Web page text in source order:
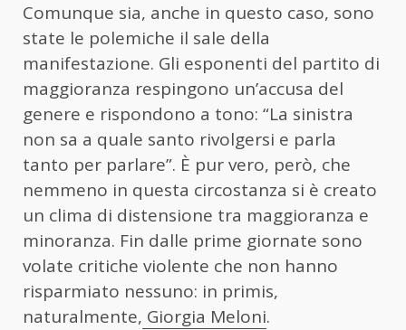
Comunque sia, anche in questo caso, sono
state le polemiche il sale della
manifestazione. Gli esponenti del partito di
maggioranza respingono un’accusa del
genere e rispondono a tono: “La sinistra
non sa a quale santo rivolgersi e parla
tanto per parlare”. È pur vero, però, che
nemmeno in questa circostanza si è creato
un clima di distensione tra maggioranza e
minoranza. Fin dalle prime giornate sono
volate critiche violente che non hanno
risparmiato nessuno: in primis,
naturalmente, Giorgia Meloni.